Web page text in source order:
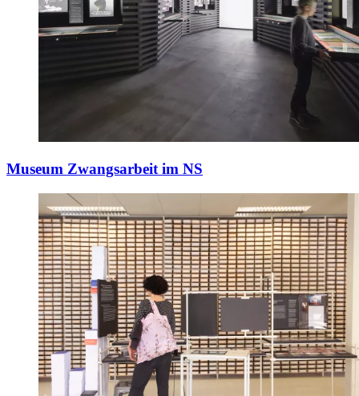
Museum Zwangsarbeit im NS